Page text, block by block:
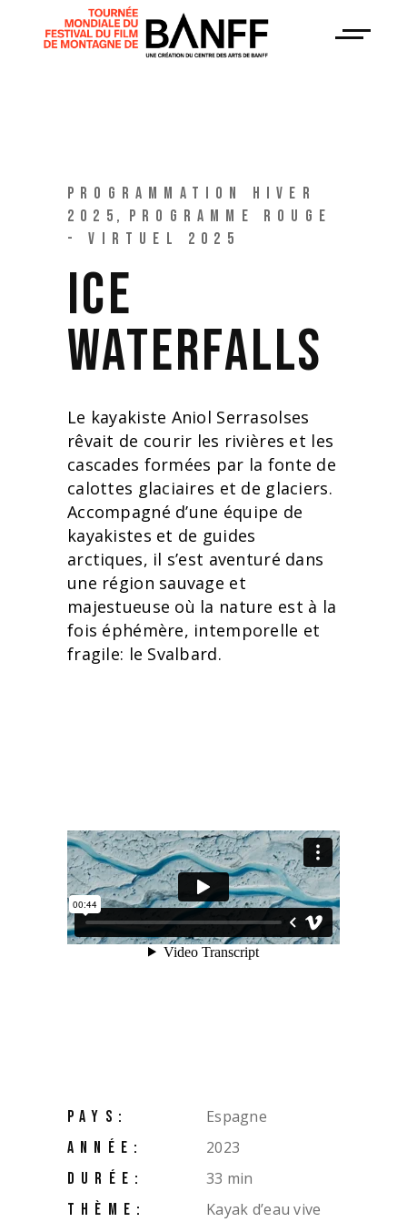
PROGRAMMATION HIVER
2025
PROGRAMME ROUGE
- VIRTUEL 2025
ICE
WATERFALLS
Le kayakiste Aniol Serrasolses
rêvait de courir les rivières et les
cascades formées par la fonte de
calottes glaciaires et de glaciers.
Accompagné d’une équipe de
kayakistes et de guides
arctiques, il s’est aventuré dans
une région sauvage et
majestueuse où la nature est à la
fois éphémère, intemporelle et
fragile: le Svalbard.
PAYS: Espagne
ANNÉE: 2023
DURÉE: 33 min
THÈME: Kayak d’eau vive